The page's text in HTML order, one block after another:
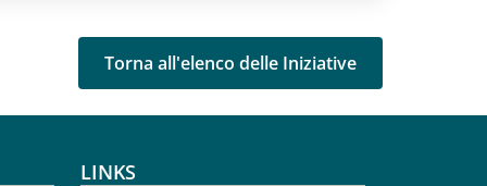
Torna all'elenco delle Iniziative
LINKS